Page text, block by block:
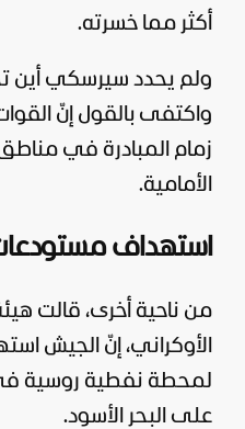
أكثر مما خسرته.
ولم يحدد سيرسكي أين
واكتفى بالقول إنّ
زمام المبادرة في
الأمامية.
استهداف
من ناحية أخرى، قالت
الأوكراني، إنّ الجيش
لمحطة نفطية روسية
على البحر الأسود.